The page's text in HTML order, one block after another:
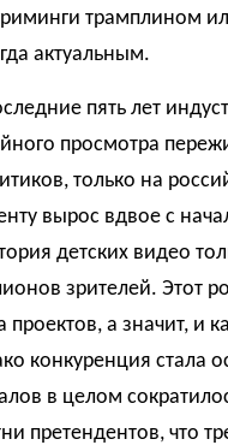
трамплином
актуальным.
пять лет
просмотра
только на
вырос вдвое с
детских видео
зрителей. Этот
проектов, а значит, и
конкуренция стала
в целом
претендентов, что